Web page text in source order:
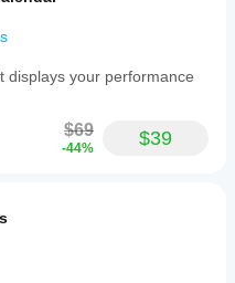
displays your performance
$69
-44% $39